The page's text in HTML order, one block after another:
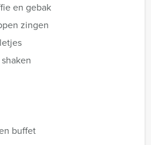
en gebak
zingen
buffet